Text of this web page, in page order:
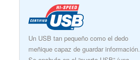
Un USB tan pequeño como el dedo
meñique capaz de guardar información.